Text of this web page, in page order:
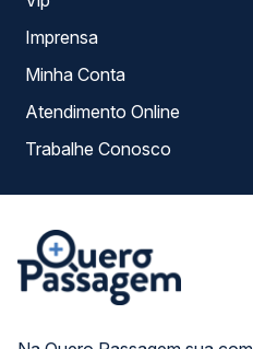
Imprensa
Minha Conta
Atendimento Online
Trabalhe Conosco